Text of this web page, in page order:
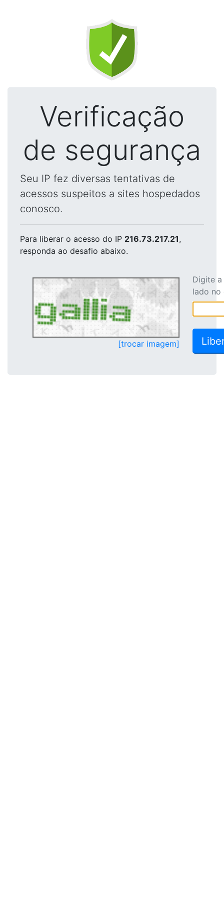
Verificação
de segurança
Seu IP fez diversas tentativas de
acessos suspeitos a sites hospedados
conosco.
Para liberar o acesso do IP 216.73.217.21,
responda ao desafio abaixo.
[trocar imagem]
Digite
lado no